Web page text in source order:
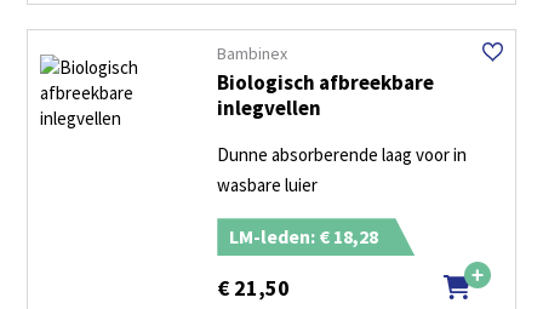
Bambinex
Biologisch afbreekbare
inlegvellen
Dunne absorberende laag voor in
wasbare luier
LM-leden: € 18,28
€ 21,50